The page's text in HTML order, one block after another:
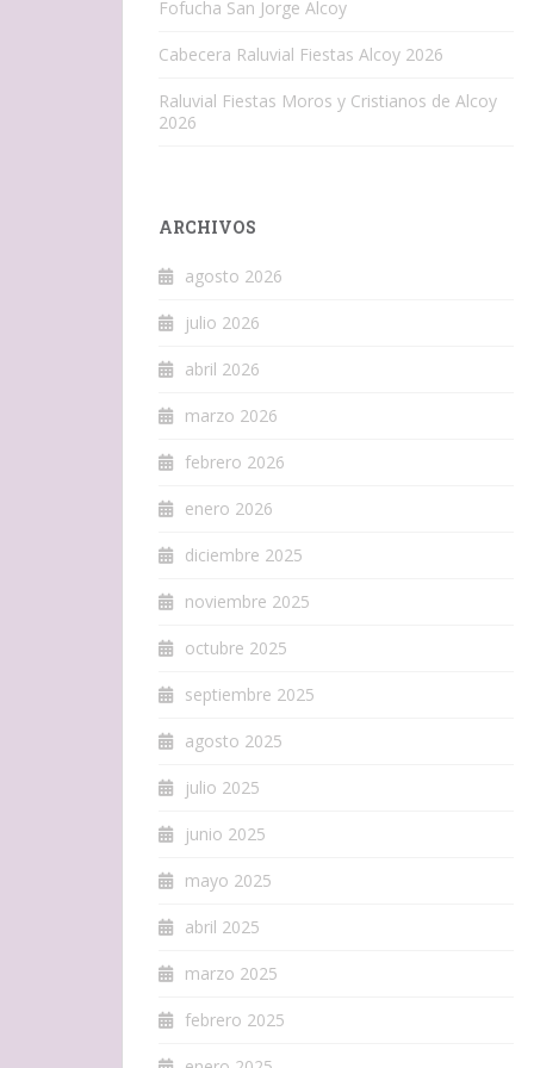
Fofucha San Jorge Alcoy
Cabecera Raluvial Fiestas Alcoy 2026
Raluvial Fiestas Moros y Cristianos de Alcoy
2026
ARCHIVOS
agosto 2026
julio 2026
abril 2026
marzo 2026
febrero 2026
enero 2026
diciembre 2025
noviembre 2025
octubre 2025
septiembre 2025
agosto 2025
julio 2025
junio 2025
mayo 2025
abril 2025
marzo 2025
febrero 2025